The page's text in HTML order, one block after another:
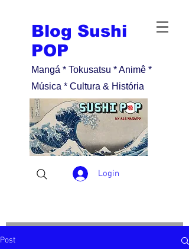
Blog Sushi
POP
Mangá * Tokusatsu * Animê *
Música * Cultura & História
Login
Post